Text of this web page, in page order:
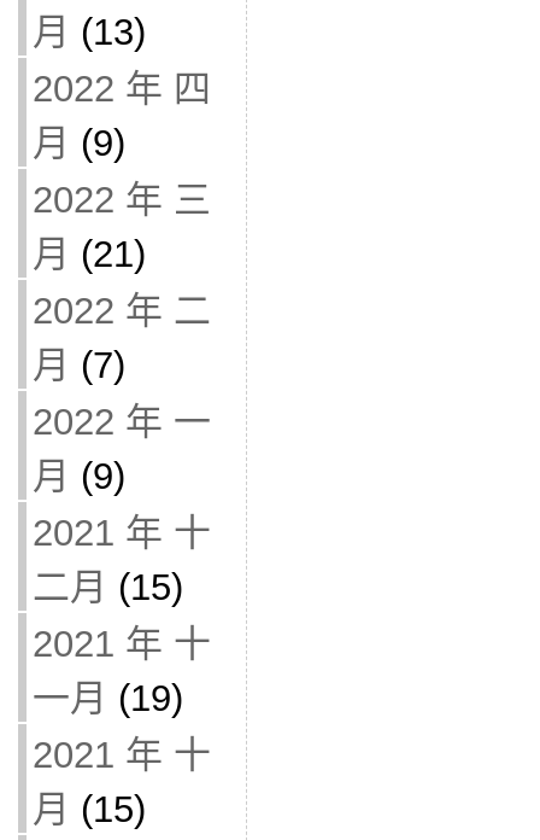
月 (13)
2022 年 四
月 (9)
2022 年 三
月 (21)
2022 年 二
月 (7)
2022 年 一
月 (9)
2021 年 十
二月 (15)
2021 年 十
一月 (19)
2021 年 十
月 (15)